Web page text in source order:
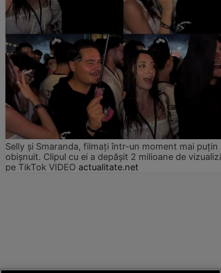
Selly și Smaranda, filmați într-un moment mai puțin
obișnuit. Clipul cu ei a depășit 2 milioane de
pe TikTok VIDEO actualitate.net